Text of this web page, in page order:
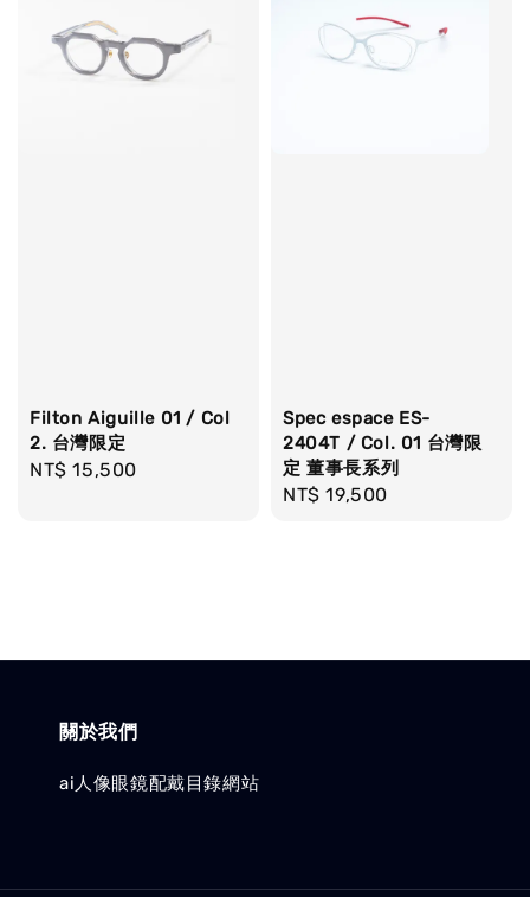
Filton Aiguille 01 / Col
2. 台灣限定
Regular
NT$ 15,500
Spec espace ES-
2404T / Col. 01 台灣限
定 董事長系列
Regular
NT$ 19,500
關於我們
ai人像眼鏡配戴目錄網站